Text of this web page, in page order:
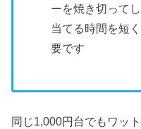
ーを焼き切って
当てる時間を短
要です
同じ1,000円台でもワッ